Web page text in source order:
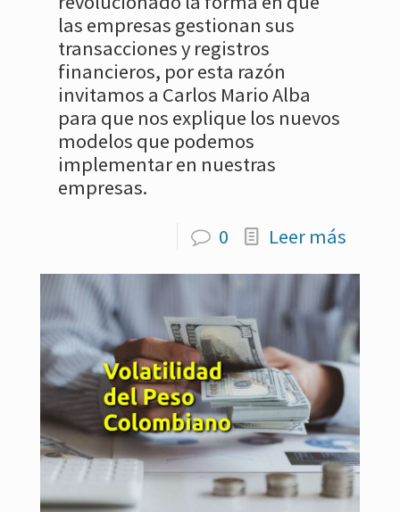
las empresas gestionan sus
transacciones y registros
financieros, por esta razón
invitamos a Carlos Mario Alba
para que nos explique los nuevos
modelos que podemos
implementar en nuestras
empresas.
0
Leer más